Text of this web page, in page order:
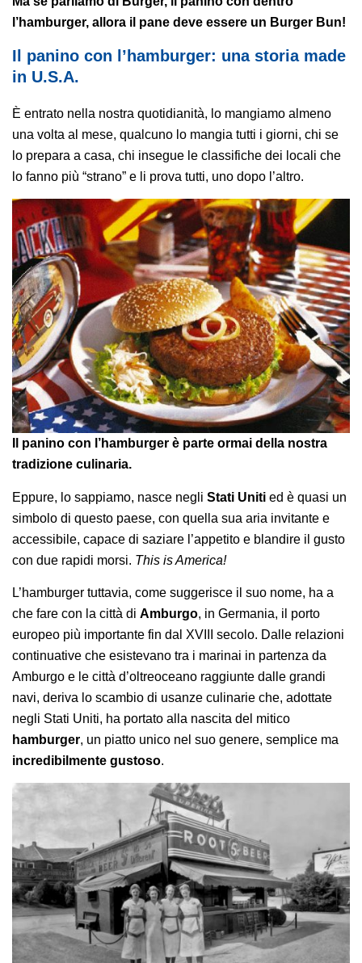
l’hamburger, allora il pane deve essere un Burger Bun!
Il panino con l’hamburger: una storia made
in U.S.A.
È entrato nella nostra quotidianità, lo mangiamo almeno
una volta al mese, qualcuno lo mangia tutti i giorni, chi se
lo prepara a casa, chi insegue le classifiche dei locali che
lo fanno più “strano” e li prova tutti, uno dopo l’altro.
Il panino con l’hamburger è parte ormai della nostra
tradizione culinaria.
Eppure, lo sappiamo, nasce negli Stati Uniti ed è quasi un
simbolo di questo paese, con quella sua aria invitante e
accessibile, capace di saziare l’appetito e blandire il gusto
con due rapidi morsi. This is America!
L’hamburger tuttavia, come suggerisce il suo nome, ha a
che fare con la città di Amburgo, in Germania, il porto
europeo più importante fin dal XVIII secolo. Dalle relazioni
continuative che esistevano tra i marinai in partenza da
Amburgo e le città d’oltreoceano raggiunte dalle grandi
navi, deriva lo scambio di usanze culinarie che, adottate
negli Stati Uniti, ha portato alla nascita del mitico
hamburger, un piatto unico nel suo genere, semplice ma
incredibilmente gustoso.